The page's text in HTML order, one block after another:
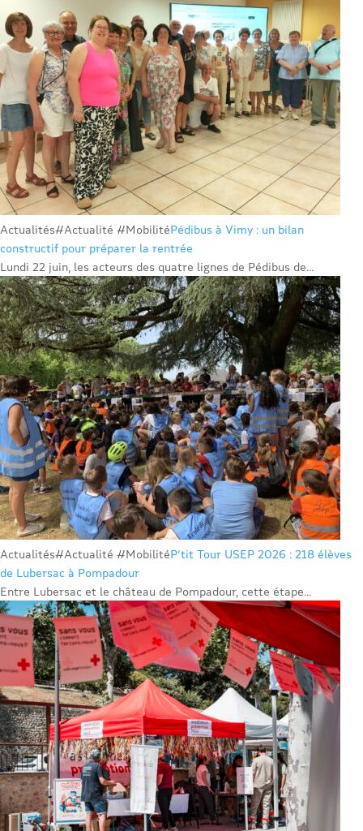
Actualités#Actualité #MobilitéPédibus à Vimy : un bilan
constructif pour préparer la rentrée
Lundi 22 juin, les acteurs des quatre lignes de Pédibus de...
Actualités#Actualité #MobilitéP’tit Tour USEP 2026 : 218 élèves
de Lubersac à Pompadour
Entre Lubersac et le château de Pompadour, cette étape...